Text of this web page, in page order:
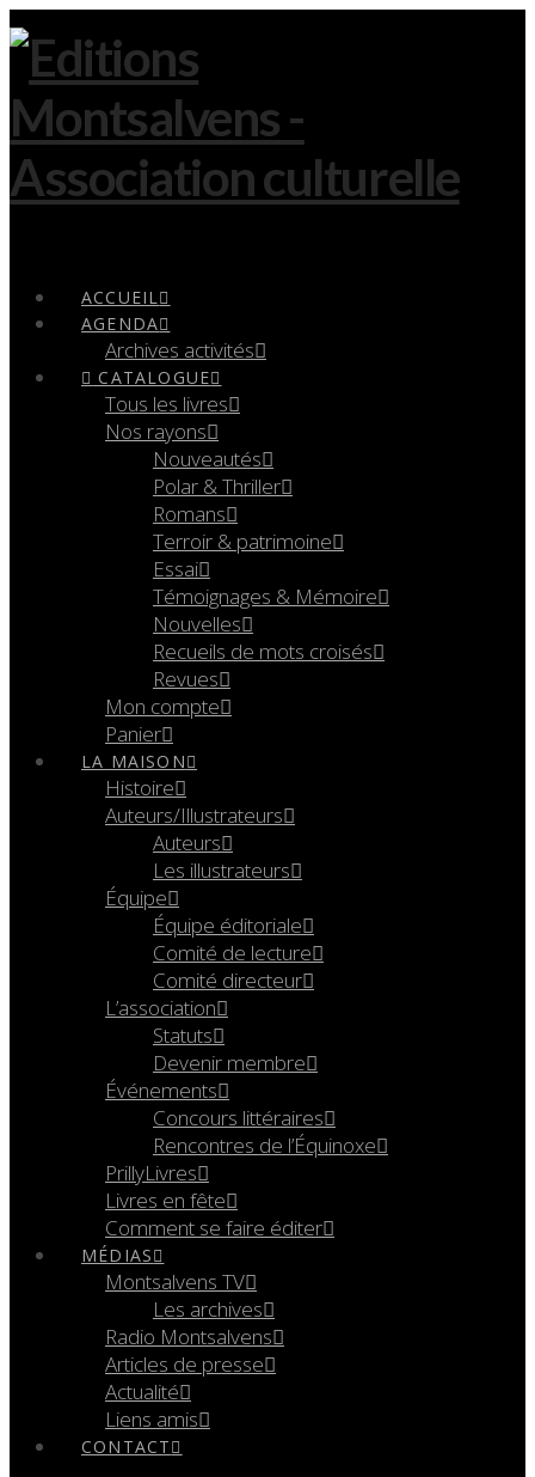
ACCUEIL
AGENDA
Archives activités
CATALOGUE
Tous les livres
Nos rayons
Nouveautés
Polar & Thriller
Romans
Terroir & patrimoine
Essai
Témoignages & Mémoire
Nouvelles
Recueils de mots croisés
Revues
Mon compte
Panier
LA MAISON
Histoire
Auteurs/Illustrateurs
Auteurs
Les illustrateurs
Équipe
Équipe éditoriale
Comité de lecture
Comité directeur
L’association
Statuts
Devenir membre
Événements
Concours littéraires
Rencontres de l’Équinoxe
PrillyLivres
Livres en fête
Comment se faire éditer
MÉDIAS
Montsalvens TV
Les archives
Radio Montsalvens
Articles de presse
Actualité
Liens amis
CONTACT